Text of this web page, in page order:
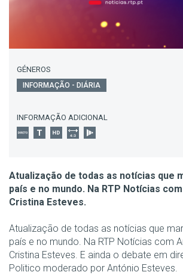
GÉNEROS
INFORMAÇÃO - DIÁRIA
INFORMAÇÃO ADICIONAL
Atualização de todas as notícias que
país e no mundo. Na RTP Notícias
Cristina Esteves.
Atualização de todas as notícias que
país e no mundo. Na RTP Notícias com
Cristina Esteves. E ainda o debate em
Politico moderado por António Esteves.